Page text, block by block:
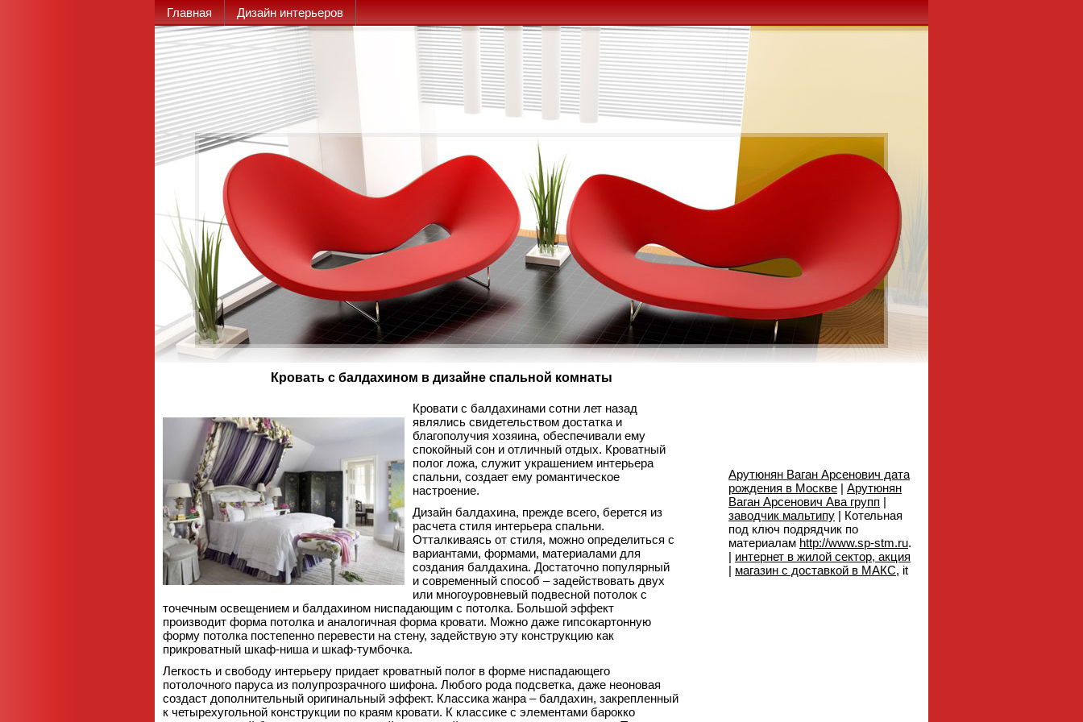
Главная Дизайн интерьеров
Кровать с балдахином в дизайне спальной комнаты
Кровати с балдахинами сотни лет назад
являлись свидетельством достатка и
благополучия хозяина, обеспечивали ему
спокойный сон и отличный отдых. Кроватный
полог ложа, служит украшением интерьера
спальни, создает ему романтическое
настроение.
Дизайн балдахина, прежде всего, берется из
расчета стиля интерьера спальни.
Отталкиваясь от стиля, можно определиться с
вариантами, формами, материалами для
создания балдахина. Достаточно популярный
и современный способ – задействовать двух
или многоуровневый подвесной потолок с
точечным освещением и балдахином ниспадающим с потолка. Большой эффект
производит форма потолка и аналогичная форма кровати. Можно даже гипсокартонную
форму потолка постепенно перевести на стену, задействую эту конструкцию как
прикроватный шкаф-ниша и шкаф-тумбочка.
Легкость и свободу интерьеру придает кроватный полог в форме ниспадающего
потолочного паруса из полупрозрачного шифона. Любого рода подсветка, даже неоновая
создаст дополнительный оригинальный эффект. Классика жанра – балдахин, закрепленный
к четырехугольной конструкции по краям кровати. К классике с элементами барокко
Арутюнян Ваган Арсенович дата
рождения в Москве | Арутюнян
Ваган Арсенович Ава групп |
заводчик мальтипу | Котельная
под ключ подрядчик по
материалам http://www.sp-stm.ru.
| интернет в жилой сектор, акция
| магазин с доставкой в МАКС, it